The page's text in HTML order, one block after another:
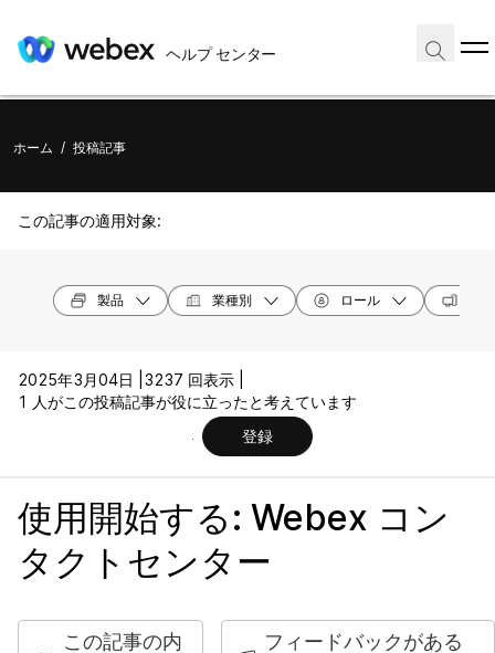
ヘルプ センター
ホーム / 投稿記事
この記事の適用対象:
製品 業種別 ロール
2025年3月04日 | 3237 回表示 |
1 人がこの投稿記事が役に立ったと考えています
登録
使用開始する: Webex コン
タクトセンター
この記事の内
フィードバックがある